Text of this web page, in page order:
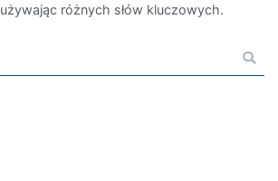
różnych słów kluczowych.